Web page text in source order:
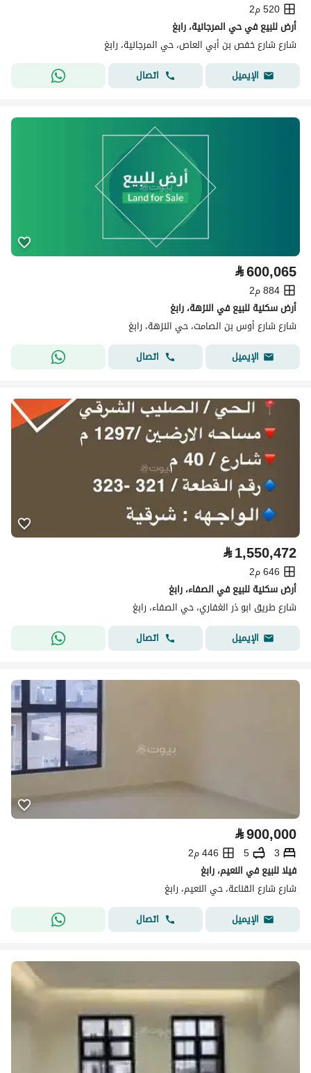
520 م2
أرض للبيع في حي المرجانية، رابغ
شارع شارع خفص بن أبي العاص، حي المرجانية، رابغ
الإيميل
اتصال
⃁600,065
884 م2
أرض سكنية للبيع في النزهة، رابغ
شارع شارع أوس بن الصامت، حي النزهة، رابغ
الإيميل
اتصال
⃁1,550,472
646 م2
أرض سكنية للبيع في الصفاء، رابغ
شارع طريق ابو ذر الغفاري، حي الصفاء، رابغ
الإيميل
اتصال
⃁900,000
3
5
446 م2
فيلا للبيع في النعيم، رابغ
شارع شارع القناعة، حي النعيم، رابغ
الإيميل
اتصال